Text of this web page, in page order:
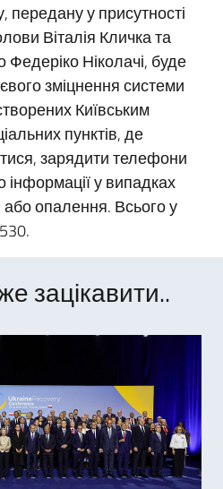
передану у присутності
Віталія Кличка та
Федеріко Ніколачі, буде
зміцнення системи
Київським
пунктів, де
зарядити телефони
у випадках
або опалення. Всього у
зацікавити..